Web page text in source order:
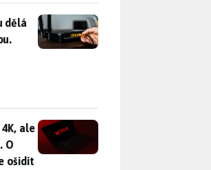
většina lidí stejnou chybu. Přijdou
dělá
ale nestačí za něj jen platit. O
ale
O
ošidit